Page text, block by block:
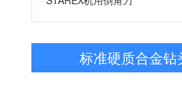
标准硬质合金钻